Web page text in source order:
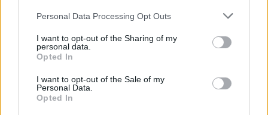
Personal Data Processing Opt Outs
I want to opt-out of the Sharing of my
personal data.
Opted In
I want to opt-out of the Sale of my
Personal Data.
Opted In
All’interno di questo sistema, la dimensione
dell’esperienza.Nomad
si rivolge a una comunità
curatori, architetti e operatori culturali. Il programma
comprende visite a case e collezioni private, percorsi